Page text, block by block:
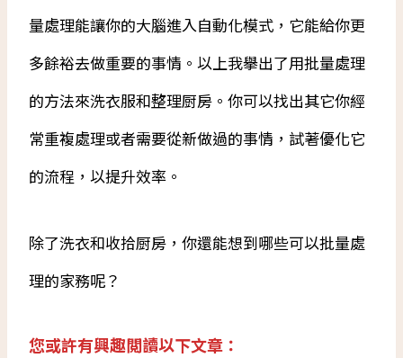
量處理能讓你的大腦進入自動化模式，它能給你更
多餘裕去做重要的事情。以上我擧出了用批量處理
的方法來洗衣服和整理厨房。你可以找出其它你經
常重複處理或者需要從新做過的事情，試著優化它
的流程，以提升效率。
除了洗衣和收拾厨房，你還能想到哪些可以批量處
理的家務呢？
您或許有興趣閲讀以下文章：